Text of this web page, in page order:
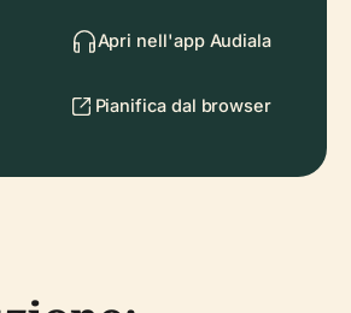
Apri nell'app Audiala
Pianifica dal browser